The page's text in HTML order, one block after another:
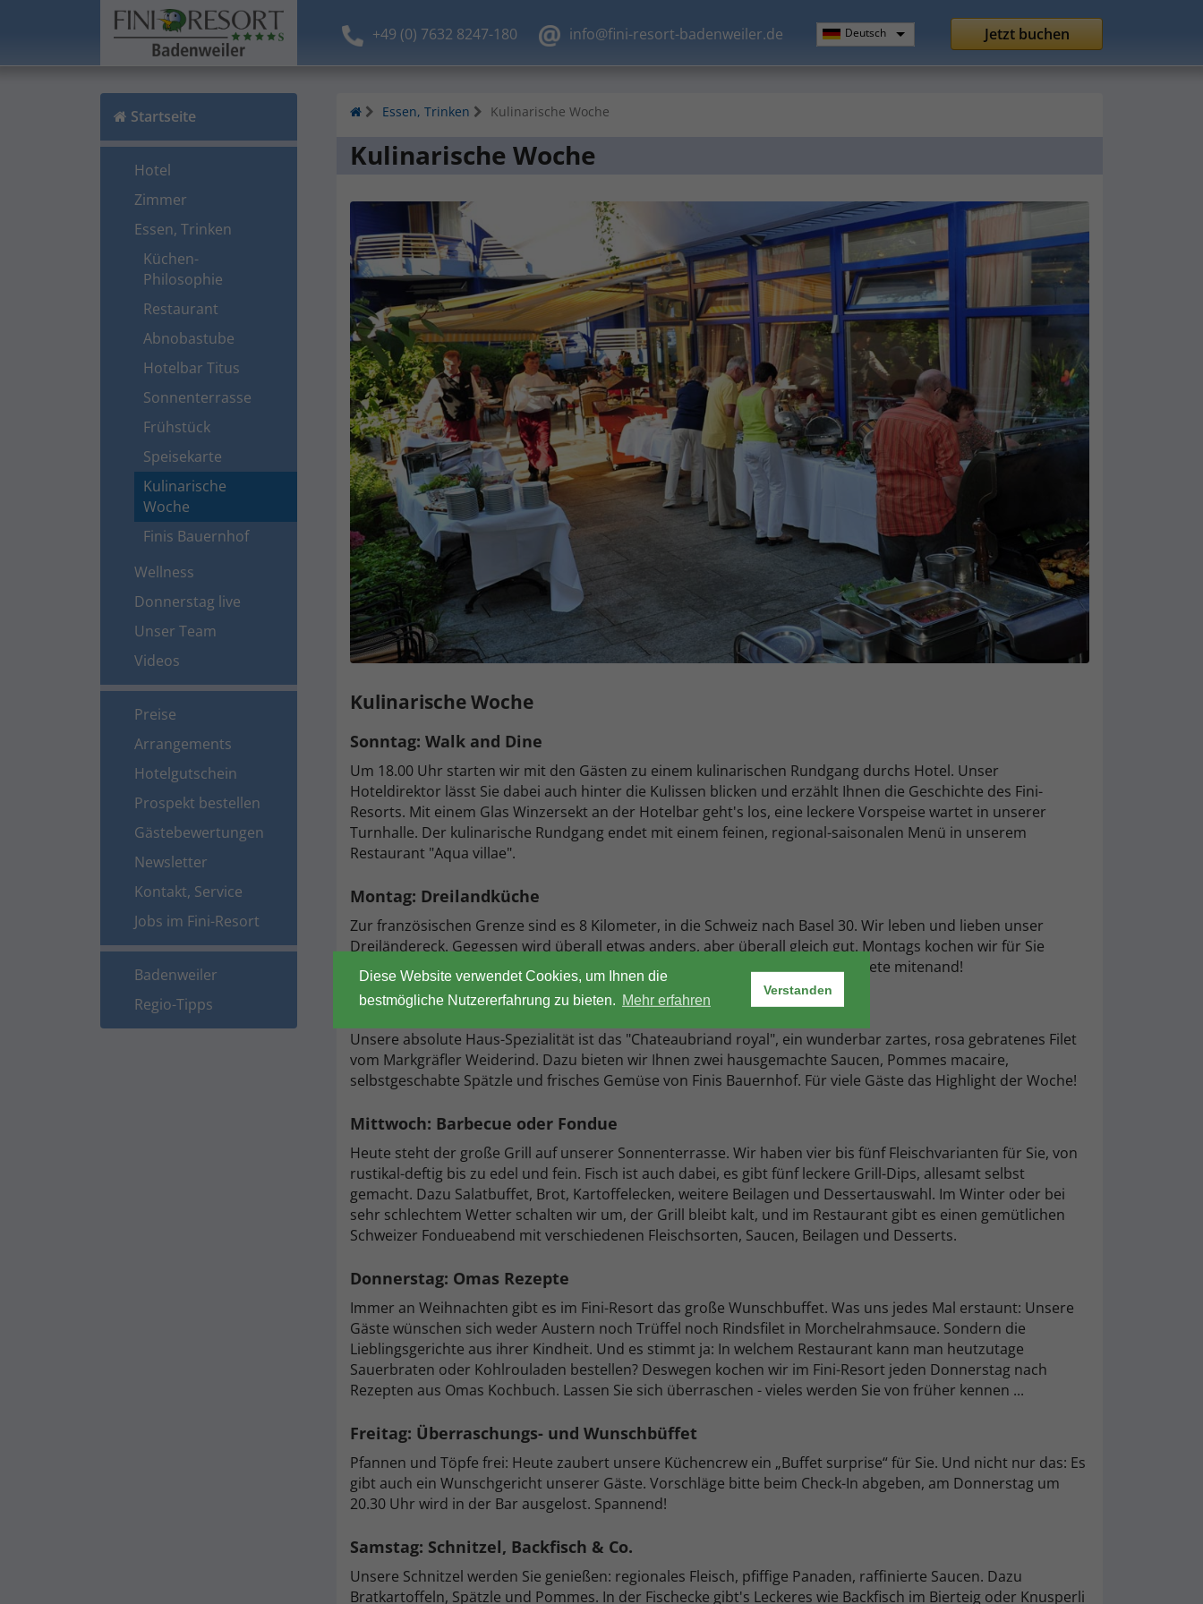
Diese Website verwendet Cookies, um Ihnen die
bestmögliche Nutzererfahrung zu bieten. Mehr erfahren
Verstanden
Startseite
Hotel
Zimmer
Essen, Trinken
Küchen-
Philosophie
Restaurant
Abnobastube
Hotelbar Titus
Sonnenterrasse
Frühstück
Speisekarte
Kulinarische
Woche
Finis Bauernhof
Wellness
Donnerstag live
Unser Team
Videos
Preise
Arrangements
Hotelgutschein
Prospekt bestellen
Gästebewertungen
Newsletter
Kontakt, Service
Jobs im Fini-Resort
Badenweiler
Regio-Tipps
+49 (0) 7632 8247-180 info@fini-resort-badenweiler.de Deutsch Jetzt buchen
Essen, Trinken Kulinarische Woche
Kulinarische Woche
Kulinarische Woche
Sonntag: Walk and Dine
Um 18.00 Uhr starten wir mit den Gästen zu einem kulinarischen Rundgang durchs Hotel. Unser
Hoteldirektor lässt Sie dabei auch hinter die Kulissen blicken und erzählt Ihnen die Geschichte des Fini-
Resorts. Mit einem Glas Winzersekt an der Hotelbar geht's los, eine leckere Vorspeise wartet in unserer
Turnhalle. Der kulinarische Rundgang endet mit einem feinen, regional-saisonalen Menü in unserem
Restaurant "Aqua villae".
Montag: Dreilandküche
Zur französischen Grenze sind es 8 Kilometer, in die Schweiz nach Basel 30. Wir leben und lieben unser
Dreiländereck. Gegessen wird überall etwas anders, aber überall gleich gut. Montags kochen wir für Sie
Spezialitäten aus Baden, dem Elsass und der Schweiz. Bon Appétit und en Guete mitenand!
Dienstag: Finis Chateau-Fest
Unsere absolute Haus-Spezialität ist das "Chateaubriand royal", ein wunderbar zartes, rosa gebratenes Filet
vom Markgräfler Weiderind. Dazu bieten wir Ihnen zwei hausgemachte Saucen, Pommes macaire,
selbstgeschabte Spätzle und frisches Gemüse von Finis Bauernhof. Für viele Gäste das Highlight der Woche!
Mittwoch: Barbecue oder Fondue
Heute steht der große Grill auf unserer Sonnenterrasse. Wir haben vier bis fünf Fleischvarianten für Sie, von
rustikal-deftig bis zu edel und fein. Fisch ist auch dabei, es gibt fünf leckere Grill-Dips, allesamt selbst
gemacht. Dazu Salatbuffet, Brot, Kartoffelecken, weitere Beilagen und Dessertauswahl. Im Winter oder bei
sehr schlechtem Wetter schalten wir um, der Grill bleibt kalt, und im Restaurant gibt es einen gemütlichen
Schweizer Fondueabend mit verschiedenen Fleischsorten, Saucen, Beilagen und Desserts.
Donnerstag: Omas Rezepte
Immer an Weihnachten gibt es im Fini-Resort das große Wunschbuffet. Was uns jedes Mal erstaunt: Unsere
Gäste wünschen sich weder Austern noch Trüffel noch Rindsfilet in Morchelrahmsauce. Sondern die
Lieblingsgerichte aus ihrer Kindheit. Und es stimmt ja: In welchem Restaurant kann man heutzutage
Sauerbraten oder Kohlrouladen bestellen? Deswegen kochen wir im Fini-Resort jeden Donnerstag nach
Rezepten aus Omas Kochbuch. Lassen Sie sich überraschen - vieles werden Sie von früher kennen ...
Freitag: Überraschungs- und Wunschbüffet
Pfannen und Töpfe frei: Heute zaubert unsere Küchencrew ein „Buffet surprise“ für Sie. Und nicht nur das: Es
gibt auch ein Wunschgericht unserer Gäste. Vorschläge bitte beim Check-In abgeben, am Donnerstag um
20.30 Uhr wird in der Bar ausgelost. Spannend!
Samstag: Schnitzel, Backfisch & Co.
Unsere Schnitzel werden Sie genießen: regionales Fleisch, pfiffige Panaden, raffinierte Saucen. Dazu
Bratkartoffeln, Spätzle und Pommes. In der Fischecke gibt's Leckeres wie Backfisch im Bierteig oder Knusperli